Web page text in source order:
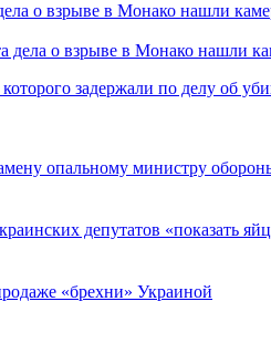
о взрыве в Монако нашли
задержали по делу об
опальному министру
депутатов «показать
«брехни» Украиной